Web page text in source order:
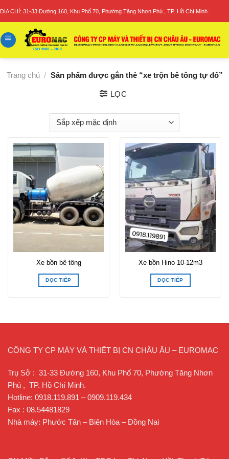
ĐỊA CHỈ: 31-33 Đường 160, Khu Phố 70, Phường Tăng Nhơn Phú , TP. Hồ Chí Minh.
Trang chủ / Sản phẩm được gắn thẻ “xe trộn bê tông tự đổ”
LỌC
Xe bồn bê tông
ĐỌC TIẾP
Xe bồn Hino 10-12m3
ĐỌC TIẾP
CÔNG TY CP MÁY VÀ THIẾT BỊ CN CHÂU ÂU – EUROMAC
Trụ Sở : 31-33 Đường 160, Khu Phố 70, Phường Tăng Nhơn
Phú , TP. Hồ Chí Minh.
Hotline: 0918.119.891 – 0909.119.434
Fax : 08.54481829
Nhà máy: Phước Tân – Biên Hòa – Đồng Nai